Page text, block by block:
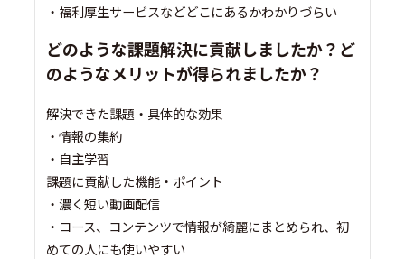
・福利厚生サービスなどどこにあるかわかりづらい
どのような課題解決に貢献しましたか？ど
のようなメリットが得られましたか？
解決できた課題・具体的な効果
・情報の集約
・自主学習
課題に貢献した機能・ポイント
・濃く短い動画配信
・コース、コンテンツで情報が綺麗にまとめられ、初
めての人にも使いやすい